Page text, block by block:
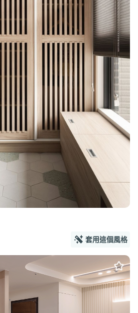
套用這個風格